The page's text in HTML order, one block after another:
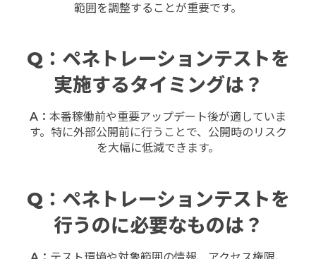
範囲を調整することが重要です。
Q：ペネトレーションテストを
実施するタイミングは？
A： 本番稼働前や重要アップデート後が適していま
す。特に外部公開前に行うことで、公開時のリスク
を大幅に低減できます。
Q：ペネトレーションテストを
行うのに必要なものは？